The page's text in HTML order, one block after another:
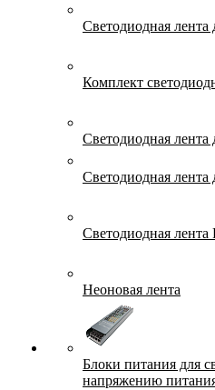
Светодиодная лента
Комплект
Светодиодная
Светодиодная лента
Светодиодная
Неоновая лента
Блоки питания для
напряжению